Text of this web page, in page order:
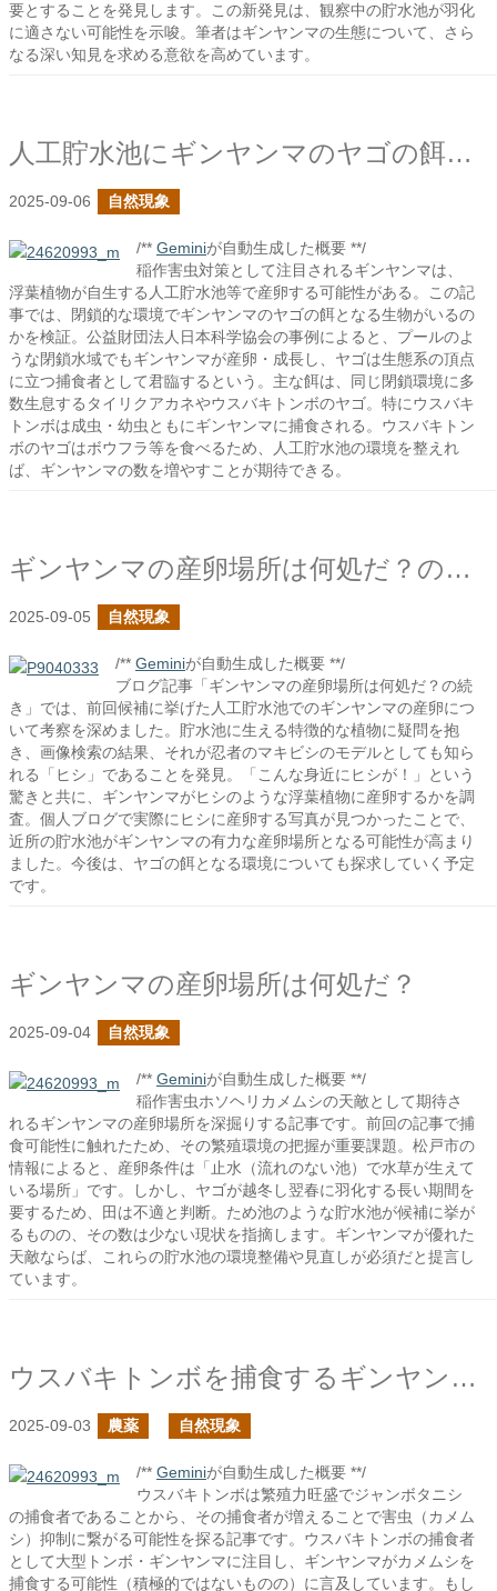
要とすることを発見します。この新発見は、観察中の貯水池が羽化
に適さない可能性を示唆。筆者はギンヤンマの生態について、さら
なる深い知見を求める意欲を高めています。
人工貯水池にギンヤンマのヤゴの餌と成り得る生物はいるか？
2025-09-06 自然現象
/** Geminiが自動生成した概要 **/
稲作害虫対策として注目されるギンヤンマは、
浮葉植物が自生する人工貯水池等で産卵する可能性がある。この記
事では、閉鎖的な環境でギンヤンマのヤゴの餌となる生物がいるの
かを検証。公益財団法人日本科学協会の事例によると、プールのよ
うな閉鎖水域でもギンヤンマが産卵・成長し、ヤゴは生態系の頂点
に立つ捕食者として君臨するという。主な餌は、同じ閉鎖環境に多
数生息するタイリクアカネやウスバキトンボのヤゴ。特にウスバキ
トンボは成虫・幼虫ともにギンヤンマに捕食される。ウスバキトン
ボのヤゴはボウフラ等を食べるため、人工貯水池の環境を整えれ
ば、ギンヤンマの数を増やすことが期待できる。
ギンヤンマの産卵場所は何処だ？の続き
2025-09-05 自然現象
/** Geminiが自動生成した概要 **/
ブログ記事「ギンヤンマの産卵場所は何処だ？の続
き」では、前回候補に挙げた人工貯水池でのギンヤンマの産卵につ
いて考察を深めました。貯水池に生える特徴的な植物に疑問を抱
き、画像検索の結果、それが忍者のマキビシのモデルとしても知ら
れる「ヒシ」であることを発見。「こんな身近にヒシが！」という
驚きと共に、ギンヤンマがヒシのような浮葉植物に産卵するかを調
査。個人ブログで実際にヒシに産卵する写真が見つかったことで、
近所の貯水池がギンヤンマの有力な産卵場所となる可能性が高まり
ました。今後は、ヤゴの餌となる環境についても探求していく予定
です。
ギンヤンマの産卵場所は何処だ？
2025-09-04 自然現象
/** Geminiが自動生成した概要 **/
稲作害虫ホソヘリカメムシの天敵として期待さ
れるギンヤンマの産卵場所を深掘りする記事です。前回の記事で捕
食可能性に触れたため、その繁殖環境の把握が重要課題。松戸市の
情報によると、産卵条件は「止水（流れのない池）で水草が生えて
いる場所」です。しかし、ヤゴが越冬し翌春に羽化する長い期間を
要するため、田は不適と判断。ため池のような貯水池が候補に挙が
るものの、その数は少ない現状を指摘します。ギンヤンマが優れた
天敵ならば、これらの貯水池の環境整備や見直しが必須だと提言し
ています。
ウスバキトンボを捕食するギンヤンマはカメムシも捕食する？
2025-09-03 農薬 自然現象
/** Geminiが自動生成した概要 **/
ウスバキトンボは繁殖力旺盛でジャンボタニシ
の捕食者であることから、その捕食者が増えることで害虫（カメム
シ）抑制に繋がる可能性を探る記事です。ウスバキトンボの捕食者
として大型トンボ・ギンヤンマに注目し、ギンヤンマがカメムシを
捕食する可能性（積極的ではないものの）に言及しています。もし